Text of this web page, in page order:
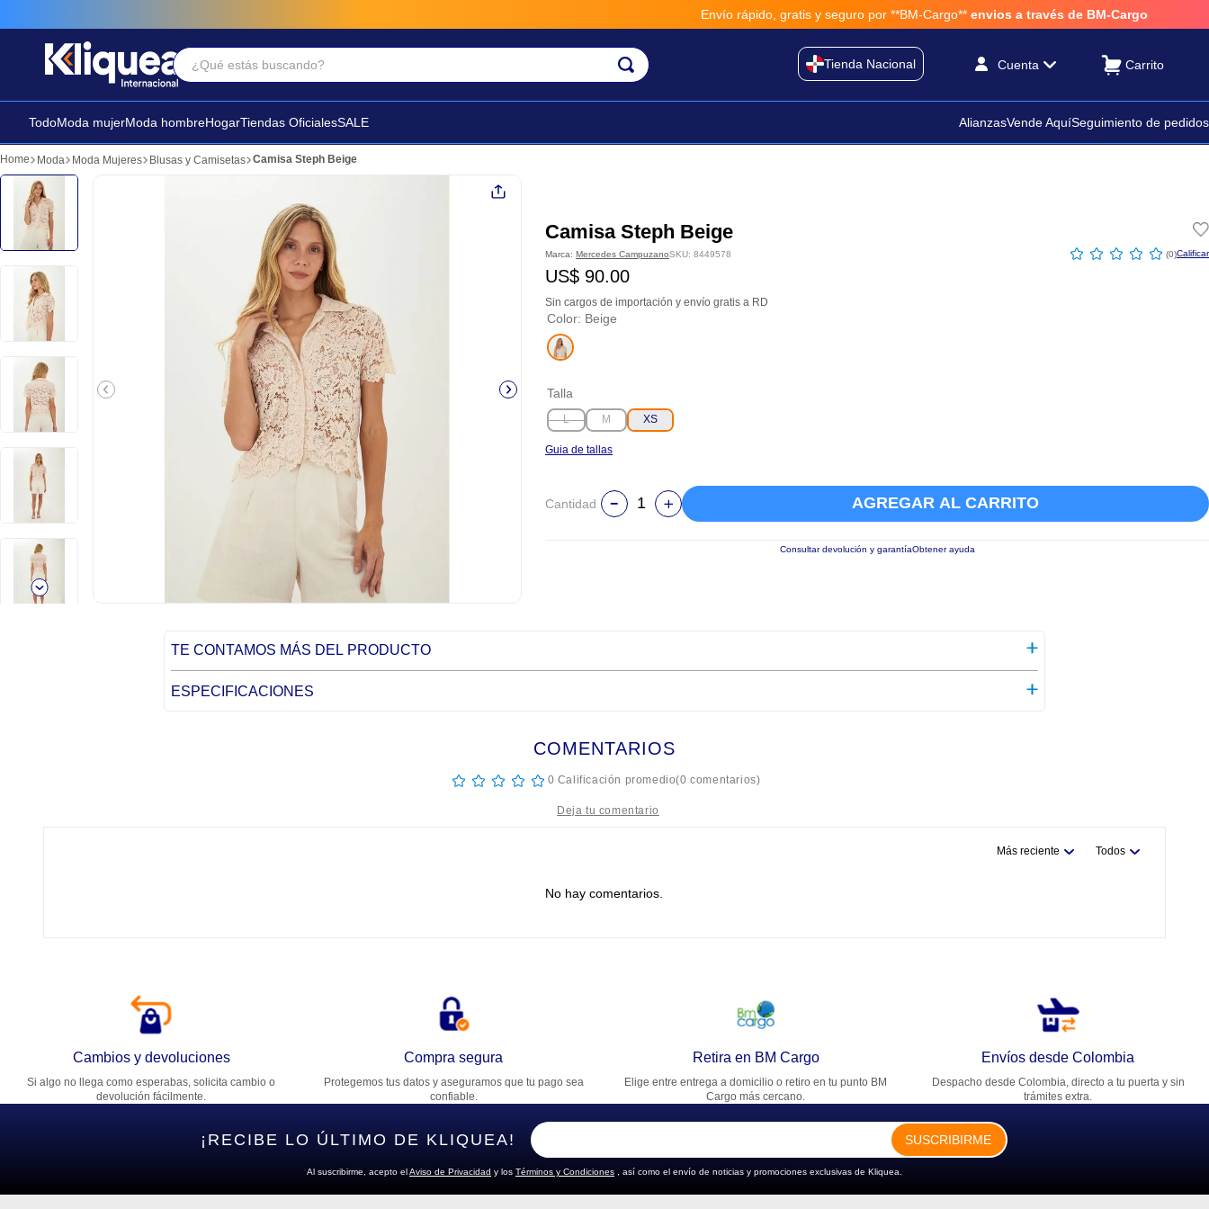
Envío rápido, gratis y seguro por **BM-Cargo** envios a través de BM-Cargo
¿Qué estás buscando?
Tienda Nacional Cuenta
TodoModa mujerModa hombreHogarTiendas OficialesSALE AlianzasVende AquíSeguimiento de pedidos
Moda Moda Mujeres Blusas y Camisetas Camisa Steph Beige
Camisa Steph Beige
Marca: Mercedes CampuzanoSKU: 8449578 ☆ ☆ ☆ ☆ ☆ (0)
US$ 90.00
Sin cargos de importación y envío gratis a RD
Color: Beige
Talla
L M XS
Guia de tallas
Cantidad AGREGAR AL CARRITO
Consultar devolución y garantíaObtener ayuda
TE CONTAMOS MÁS DEL PRODUCTO
ESPECIFICACIONES
COMENTARIOS
☆ ☆ ☆ ☆ ☆ 0 Calificación promedio(0 comentarios)
Dirección de email
Escribe un comentario
Más reciente Todos
No hay comentarios.
Cambios y devoluciones
Si algo no llega como esperabas, solicita cambio o
devolución fácilmente.
Compra segura
Protegemos tus datos y aseguramos que tu pago sea
confiable.
Retira en BM Cargo
Elige entre entrega a domicilio o retiro en tu punto BM
Cargo más cercano.
Envíos desde Colombia
Despacho desde Colombia, directo a tu puerta y sin
trámites extra.
¡RECIBE LO ÚLTIMO DE KLIQUEA! SUSCRIBIRME
Al suscribirme, acepto elAviso de Privacidad y los Términos y Condiciones , así como el envío de noticias y promociones exclusivas de Kliquea.
Términos Más Buscados
2. sandalia